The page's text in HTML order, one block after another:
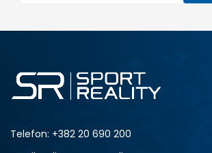
Telefon: +382 20 690 200